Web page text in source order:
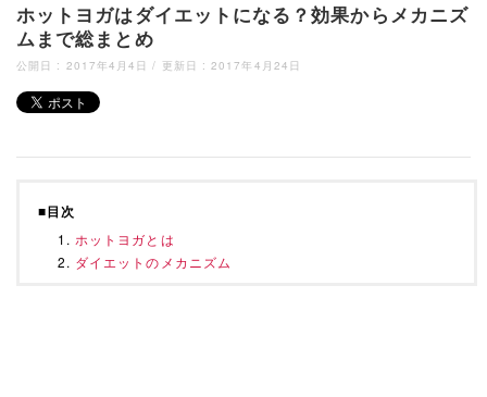
ホットヨガはダイエットになる？効果からメカニズ
ムまで総まとめ
公開日 : 2017年4月4日 / 更新日 :2017年4月24日
■目次
ホットヨガとは
ダイエットのメカニズム